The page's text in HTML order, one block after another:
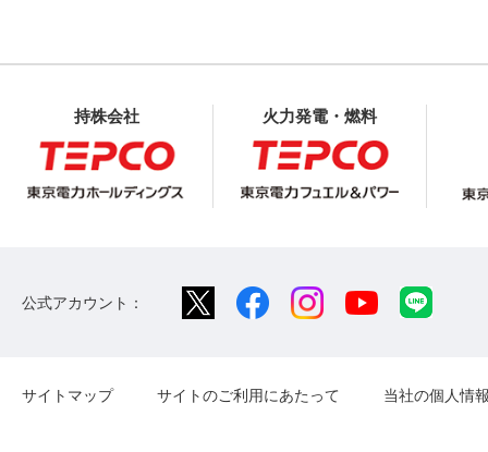
持株会社 火力発電・燃料
公式アカウント：
サイトマップ サイトのご利用にあたって 当社の個人情